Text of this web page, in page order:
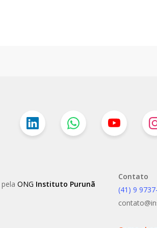
pelaONG Instituto Purunã
Contato
(41) 9